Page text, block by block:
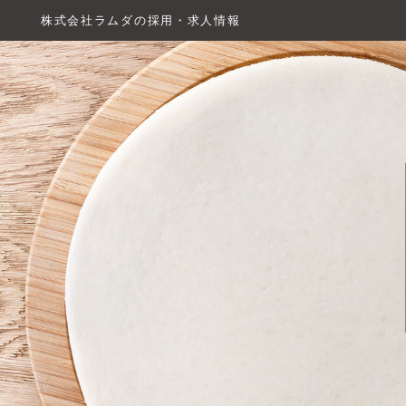
株式会社ラムダの採用・求人情報